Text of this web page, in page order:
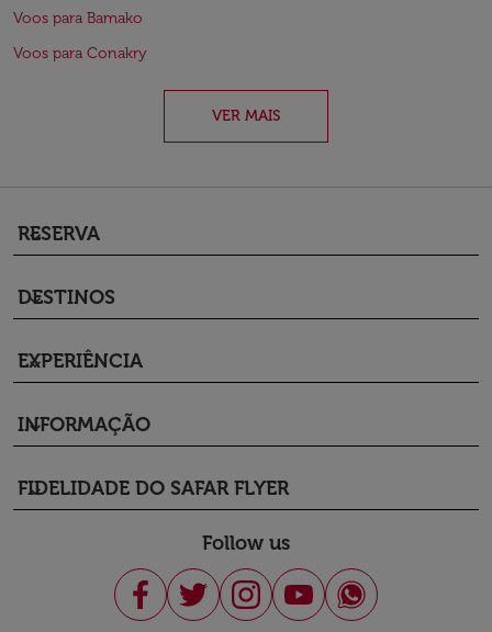
Voos para Bamako
Voos para Conakry
VER MAIS
RESERVA
keyboard_arrow_down
DESTINOS
keyboard_arrow_down
EXPERIÊNCIA
keyboard_arrow_down
INFORMAÇÃO
keyboard_arrow_down
FIDELIDADE DO SAFAR FLYER
keyboard_arrow_down
Follow us